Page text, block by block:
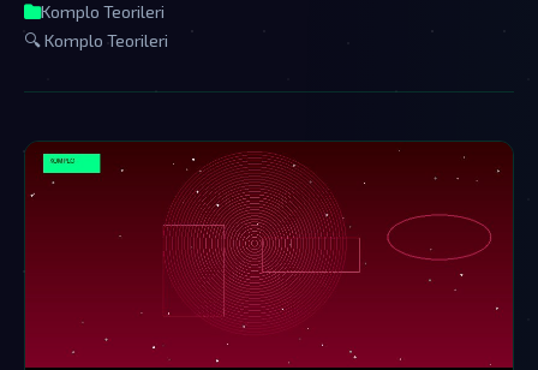
Komplo Teorileri
🔍 Komplo Teorileri